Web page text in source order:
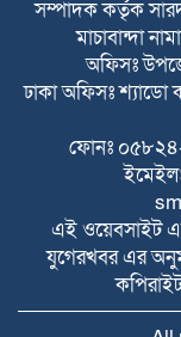
সম্পাদক কর্তৃক
মাচাবান্দা
অফিসঃ
ঢাকা অফিসঃ শ্যাডো
ফোনঃ
এই ওয়েবসাইট
যুগেরখবর এর